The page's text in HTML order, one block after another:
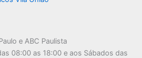
e ABC Paulista
08:00 as 18:00 e aos Sábados das